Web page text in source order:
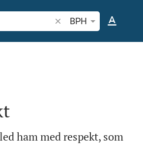
Søg efter bibelvers eller ord
BPH
ham med respekt, som